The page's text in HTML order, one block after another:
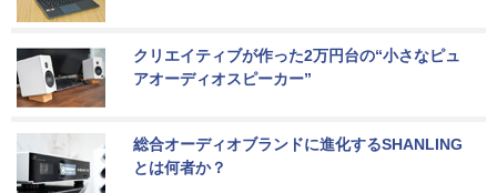
クリエイティブが作った2万円台の“小さなピュ
アオーディオスピーカー”
総合オーディオブランドに進化するSHANLING
とは何者か？